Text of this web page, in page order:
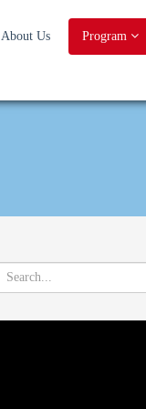
About Us Program